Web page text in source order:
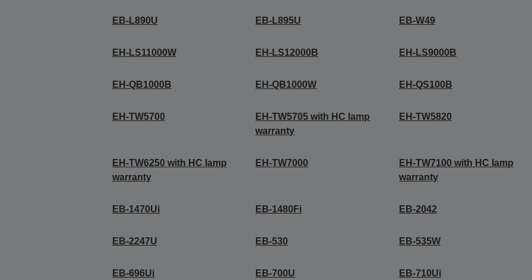
EB-L890U EB-L895U EB-W49
EH-LS11000W EH-LS12000B EH-LS9000B
EH-QB1000B EH-QB1000W EH-QS100B
EH-TW5700
EH-TW5705 with HC lamp
warranty
EH-TW5820
EH-TW6250 with HC lamp
warranty
EH-TW7000
EH-TW7100 with HC lamp
warranty
EB-1470Ui EB-1480Fi EB-2042
EB-2247U EB-530 EB-535W
EB-696Ui EB-700U EB-710Ui